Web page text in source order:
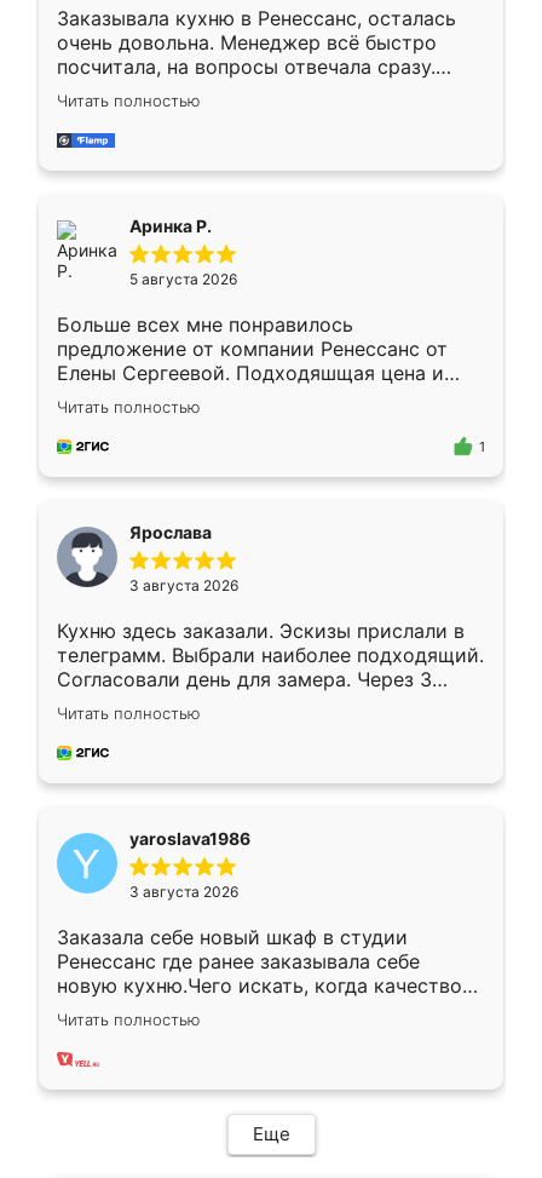
Заказывала кухню в Ренессанс, осталась
очень довольна. Менеджер всё быстро
посчитала, на вопросы отвечала сразу.
Замерщик приехал в субботу, подошёл к
делу со всей ответственностью. Собрали
за день, ребята работали аккуратно, даже
Читать полностью
Аринка Р.
5 августа 2026
Больше всех мне понравилось
предложение от компании Ренессанс от
Елены Сергеевой. Подходяшщая цена и
короткие сроки изготовления. Приехавший
для замера сотрудник Владислав
предложил по моему эскизу самый
Читать полностью
1
Ярослава
3 августа 2026
Кухню здесь заказали. Эскизы прислали в
телеграмм. Выбрали наиболее подходящий.
Согласовали день для замера. Через 3
недели кухня была уже готова. Остались
довольны работой. Спасибо Ренессанс
мебель за качественную работу!
Читать полностью
yaroslava1986
3 августа 2026
Заказала себе новый шкаф в студии
Ренессанс где ранее заказывала себе
новую кухню.Чего искать, когда качеством
вполне довольна. Служит кухня уже почти
два года, нареканий нет.
Читать полностью
Еще